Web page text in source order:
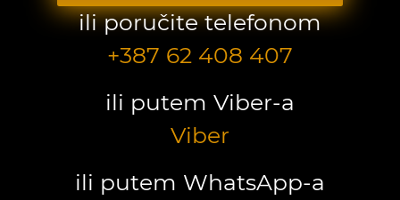
ili poručite telefonom
+387 62 408 407
ili putem Viber-a
Viber
ili putem WhatsApp-a